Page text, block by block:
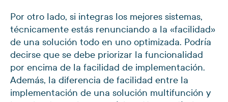
Por otro lado, si integras los mejores sistemas,
técnicamente estás renunciando a la «facilidad»
de una solución todo en uno optimizada. Podría
decirse que se debe priorizar la funcionalidad
por encima de la facilidad de implementación.
Además, la diferencia de facilidad entre la
implementación de una solución multifunción y